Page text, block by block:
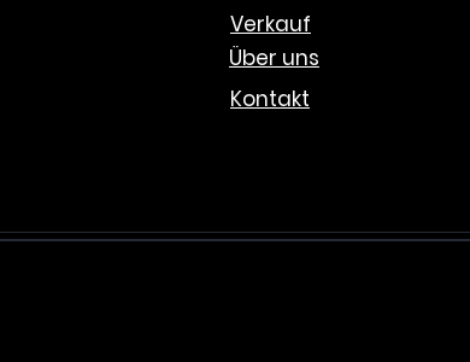
Verkauf
Über uns
Kontakt